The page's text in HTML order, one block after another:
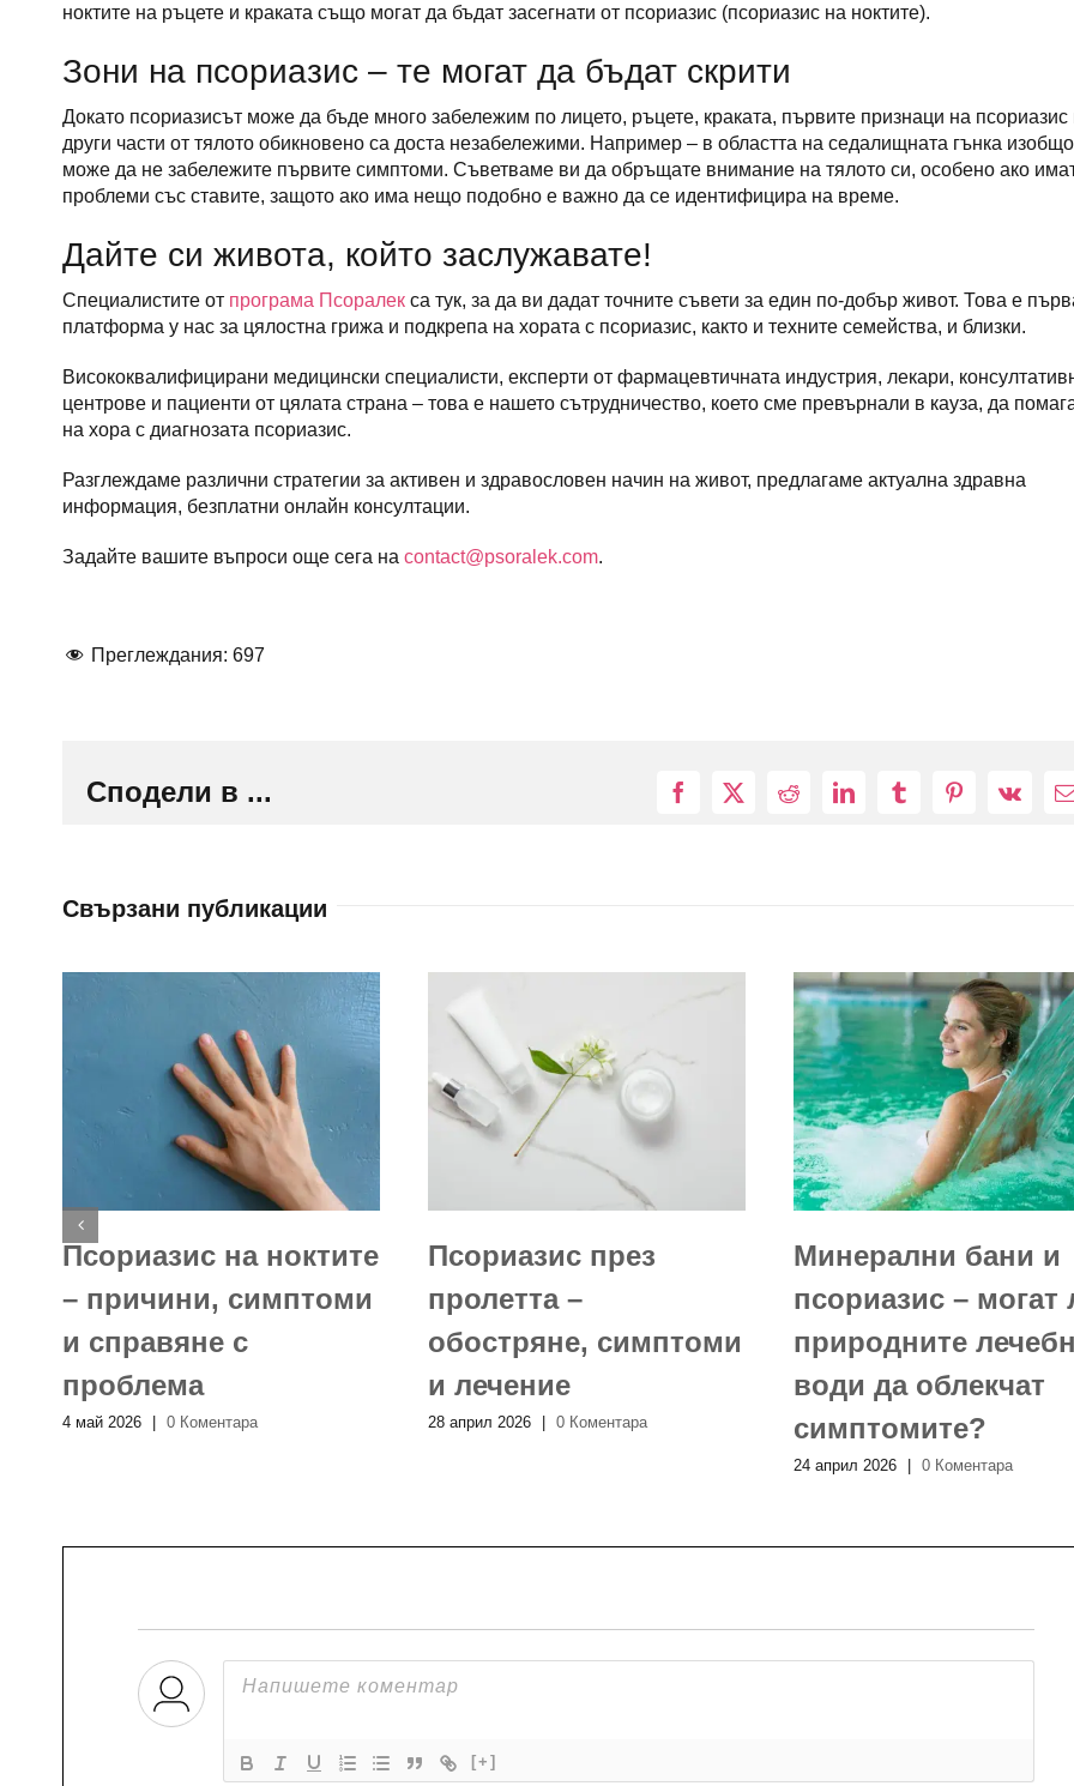
ноктите на ръцете и краката също могат да бъдат засегнати от псориазис (псориазис на ноктите).
Зони на псориазис – те могат да бъдат скрити
Докато псориазисът може да бъде много забележим по лицето, ръцете, краката, първите признаци на псориазис
други части от тялото обикновено са доста незабележими. Например – в областта на седалищната гънка изобщо
може да не забележите първите симптоми. Съветваме ви да обръщате внимание на тялото си, особено ако
проблеми със ставите, защото ако има нещо подобно е важно да се идентифицира на време.
Дайте си живота, който заслужавате!
Специалистите от програма Псоралек са тук, за да ви дадат точните съвети за един по-добър живот. Това е
платформа у нас за цялостна грижа и подкрепа на хората с псориазис, както и техните семейства, и близки.
Висококвалифицирани медицински специалисти, експерти от фармацевтичната индустрия, лекари,
центрове и пациенти от цялата страна – това е нашето сътрудничество, което сме превърнали в кауза, да
на хора с диагнозата псориазис.
Разглеждаме различни стратегии за активен и здравословен начин на живот, предлагаме актуална здравна
информация, безплатни онлайн консултации.
Задайте вашите въпроси още сега на contact@psoralek.com.
Преглеждания: 697
Сподели в ... Facebook
X RedditLinkedInTumblrPinterest
Vk
Свързани публикации
Псориазис на ноктите
– причини, симптоми
и справяне с
проблема
4 май 2026 0 Коментара
Псориазис през
пролетта –
обостряне, симптоми
и лечение
28 април 2026 0 Коментара
Минерални бани и
псориазис – могат
природните
води да облекчат
симптомите?
24 април 2026 0 Коментара
[+]